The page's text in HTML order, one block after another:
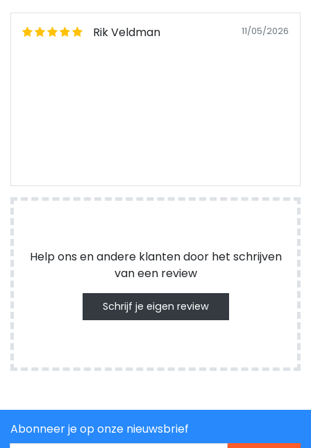
Rik Veldman 11/05/2026
Help ons en andere klanten door het schrijven
van een review
Schrijf je eigen review
Abonneer je op onze nieuwsbrief